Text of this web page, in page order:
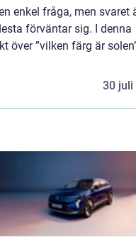
enkel fråga, men svaret
förväntar sig. I denna
över ”vilken färg är
30 juli